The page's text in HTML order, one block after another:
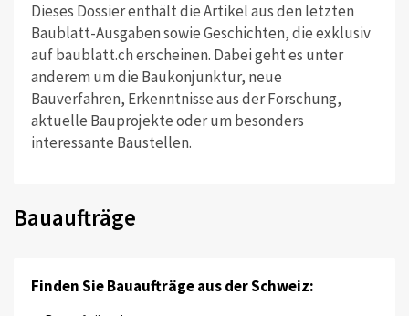
Dieses Dossier enthält die Artikel aus den letzten
Baublatt-Ausgaben sowie Geschichten, die exklusiv
auf baublatt.ch erscheinen. Dabei geht es unter
anderem um die Baukonjunktur, neue
Bauverfahren, Erkenntnisse aus der Forschung,
aktuelle Bauprojekte oder um besonders
interessante Baustellen.
Bauaufträge
Finden Sie Bauaufträge aus der Schweiz: